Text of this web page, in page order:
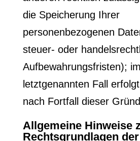
die Speicherung Ihrer
personenbezogenen
steuer- oder
Aufbewahrungsfristen); im
letztgenannten Fall
nach Fortfall dieser
Allgemeine Hinweise
Rechtsgrundlagen der